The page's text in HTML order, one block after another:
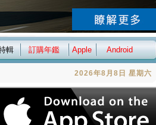
輯 訂購年鑑 Apple Android
2026年8月8日 星期六